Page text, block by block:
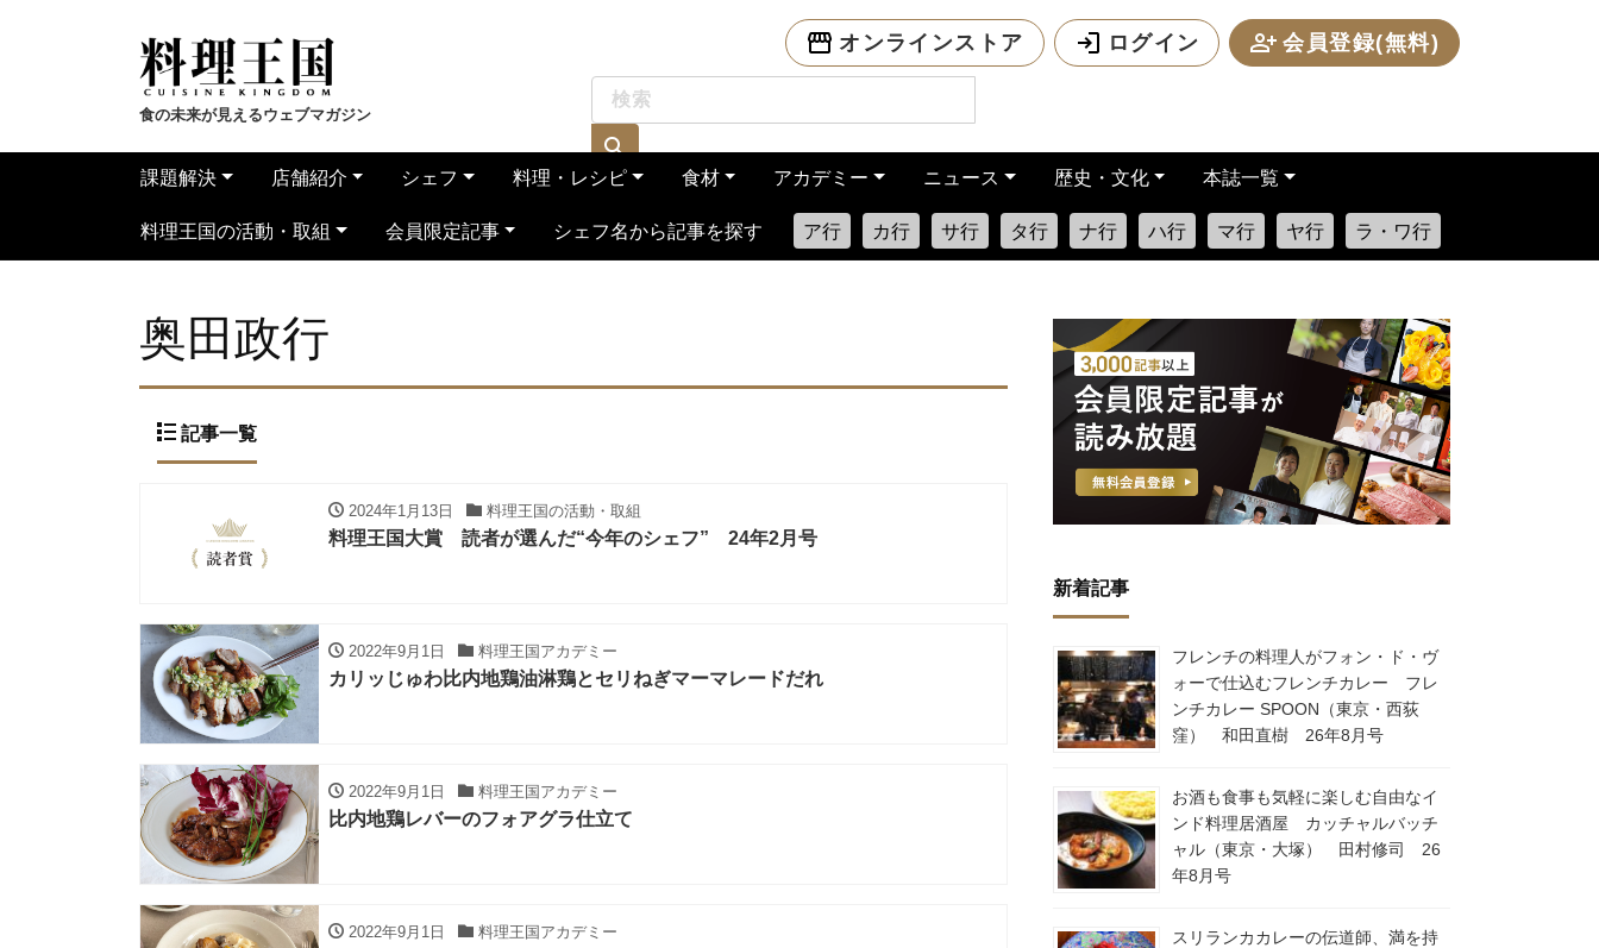
食の未来が見えるウェブマガジン
オンラインストア ログイン 会員登録(無料)
課題解決 店舗紹介 シェフ 料理・レシピ 食材 アカデミー ニュース 歴史・文化 本誌一覧
料理王国の活動・取組 会員限定記事 シェフ名から記事を探す ア行 カ行 サ行 タ行 ナ行 ハ行 マ行 ヤ行 ラ・ワ行
奥田政行
記事一覧
2024年1月13日 料理王国の活動・取組
料理王国大賞 読者が選んだ“今年のシェフ” 24年2月号
2022年9月1日 料理王国アカデミー
カリッじゅわ比内地鶏油淋鶏とセリねぎマーマレードだれ
2022年9月1日 料理王国アカデミー
比内地鶏レバーのフォアグラ仕立て
2022年9月1日 料理王国アカデミー
新着記事
フレンチの料理人がフォン・ド・ヴ
ォーで仕込むフレンチカレー フレ
ンチカレー SPOON（東京・西荻
窪） 和田直樹 26年8月号
お酒も食事も気軽に楽しむ自由なイ
ンド料理居酒屋 カッチャルバッチ
ャル（東京・大塚） 田村修司 26
年8月号
スリランカカレーの伝道師、満を持